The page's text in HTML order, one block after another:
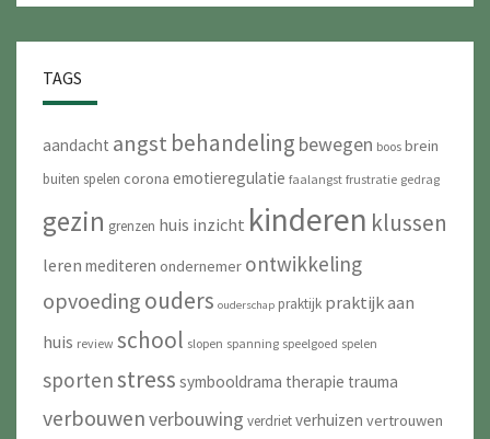
TAGS
aandacht angst behandeling bewegen boos brein
buiten spelen corona emotieregulatie faalangst frustratie gedrag
gezin grenzen huis inzicht kinderen klussen
leren mediteren ondernemer ontwikkeling
opvoeding ouders ouderschap praktijk praktijk aan
huis review school slopen spanning speelgoed spelen
sportenstress symbooldrama therapie trauma
verbouwenverbouwing verdrietverhuizen vertrouwen